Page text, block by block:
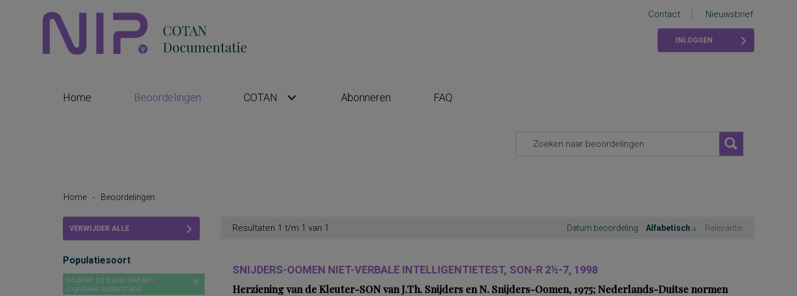
Contact Nieuwsbrief
INLOGGEN
Home Beoordelingen COTAN Abonneren FAQ
Home - Beoordelingen
VERWIJDER ALLE
Populatiesoort
kinderen tot 8 jaar met een
cognitieve achterstand
Resultaten 1 t/m 1 van 1 Datum beoordeling Alfabetisch Relevantie
SNIJDERS-OOMEN NIET-VERBALE INTELLIGENTIETEST, SON-R 2½-7, 1998
Herziening van de Kleuter-SON van J.Th. Snijders en N. Snijders-Oomen, 1975; Nederlands-Duitse normen